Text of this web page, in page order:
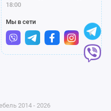
18:00
Мы в сети
2014 - 2026